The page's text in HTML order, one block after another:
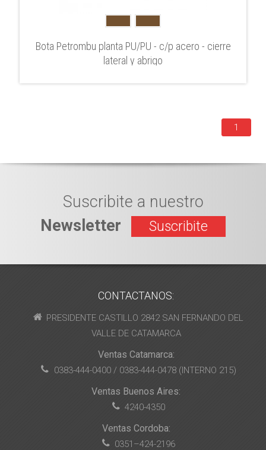
Bota Petrombu planta PU/PU - c/p acero - cierre
lateral y abrigo
1
Suscribite a nuestro
Newsletter
Suscribite
CONTACTANOS:
PRESIDENTE CASTILLO 2842 SAN FERNANDO DEL
VALLE DE CATAMARCA
Ventas Catamarca:
0383-444-0400 / 0383-444-0478 (INTERNO 215)
Ventas Buenos Aires:
4240-4350
Ventas Cordoba:
0351–424-2196